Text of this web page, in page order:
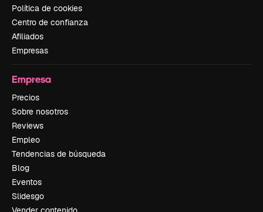
Política de cookies
Centro de confianza
Afiliados
Empresas
Empresa
Precios
Sobre nosotros
Reviews
Empleo
Tendencias de búsqueda
Blog
Eventos
Slidesgo